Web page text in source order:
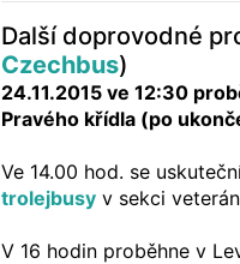
Další doprovodné
Czechbus)
24.11.2015 ve 12:30
Pravého křídla (po
Ve 14.00 hod. se
trolejbusy v sekci
V 16 hodin proběhne v